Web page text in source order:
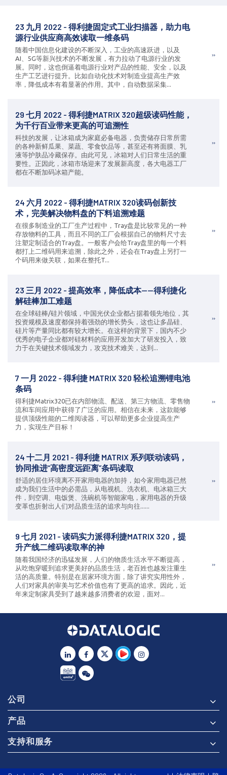
23 九月 2022 - 得利捷固定式工业扫描器，助力电
源行业供应商高效读取一维条码
随着中国信息化建设的不断深入，工业的高速跃进，以及
AI、5G等新兴技术的不断发展，有力拉动了电源行业的发
展。同时，这也倒逼着电源行业对产品的性能、安全，以及
生产工艺进行提升。比如自动化技术对制造业提高生产效
率，降低成本有着显著的作用。其中，自动数据采集...
29 七月 2022 - 得利捷MATRIX 320超级读码性能，
为千行百业带来更高的可追溯性
科技的发展，让冰箱成为家庭必备电器，负责储存日常所需
的各种新鲜瓜果、菜蔬、零食饮品等，甚至还有将面膜、乳
液等护肤品冷藏保存。由此可见，冰箱对人们日常生活的重
要性。正因此，冰箱市场迎来了发展新高度，各大电器工厂
都在不断加码冰箱产能。
24 六月 2022 - 得利捷MATRIX 320读码创新技
术，完美解决物料盘的下料追溯难题
在很多制造业的工厂生产过程中，Tray盘是比较常见的一种
存放物料的工具，而且不同的工厂会根据自己的物料尺寸去
注塑定制适合的Tray盘。一般客户会给Tray盘里的每一个料
都打上二维码用来追溯，除此之外，还会在Tray盘上另打一
个码用来做关联，如果在整托T...
23 三月 2022 - 提高效率，降低成本——得利捷化
解硅棒加工难题
在全球硅棒/硅片领域，中国光伏企业都占据着领先地位，其
投资规模及速度都保持着强劲的增长势头，这也让多晶硅、
硅片等产量同比都有较大增长。在这样的背景下，国内不少
优秀的电子企业都对硅材料的应用开发加大了研发投入，致
力于在关键技术领域发力，攻克技术难关，达到...
7 一月 2022 - 得利捷 MATRIX 320 轻松追溯锂电池
条码
得利捷Matrix320已在内部物流、配送、第三方物流、零售物
流和车间应用中获得了广泛的应用。相信在未来，这款能够
提供顶级性能的二维阅读器，可以帮助更多企业提高生产
力，实现生产目标！
24 十二月 2021 - 得利捷 MATRIX 系列联动读码，
协同推进“高密度远距离”条码读取
舒适的居住环境离不开家用电器的加持，如今家用电器已然
成为我们生活中的必需品，从电视机、洗衣机、电冰箱三大
件，到空调、电饭煲、洗碗机等智能家电，家用电器的升级
变革也折射出人们对品质生活的追求与向往......
9 七月 2021 - 读码实力派得利捷MATRIX 320，提
升产线二维码读取率的神
随着我国经济的迅猛发展，人们的物质生活水平不断提高，
从吃饱穿暖到追求更美好的品质生活，老百姓也越发注重生
活的高质量。特别是在居家环境方面，除了讲究实用性外，
人们对家具的审美与艺术价值也有了更高的追求。因此，近
年来定制家具受到了越来越多消费者的欢迎，面对...
公司
产品
支持和服务